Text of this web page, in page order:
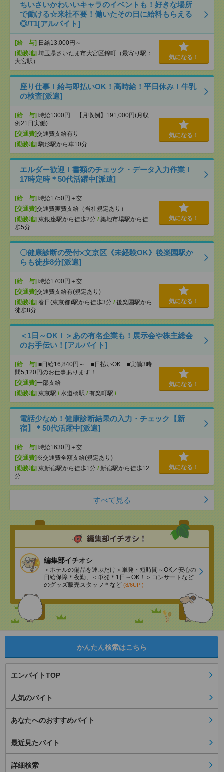
ちいさいかわいいキャラのイベントも！好きな場所
で働ける☆来社不要！働いたその日に給料もらえる
◎/T1[アルバイト]
[給 与] 日給13,000円～
[勤務地] 埼玉県さいたま市大宮区錦町（最寄り駅：
大宮駅）
気になる！
座り仕事！給与即払いOK！高時給！平日休み！牛乳
の検査[派遣]
[給 与] 時給1300円 【月収例】191,000円(月収
例21日実働)
[交通費]交通費支給有り
[勤務地] 駒形駅から車10分
気になる！
エルダー歓迎！書類のチェック・データ入力作業！
17時定時＊50代活躍中[派遣]
[給 与] 時給1750円＋交
[交通費]交通費実費支給（当社規定あり）
[勤務地] 東銀座駅から徒歩2分 / 築地市場駅から徒
歩5分
気になる！
〇健康診断の受付×文京区《未経験OK》後楽園駅か
らも徒歩8分[派遣]
[給 与] 時給1700円＋交
[交通費]交通費支給有(規定あり)
[勤務地] 春日(東京都)駅から徒歩3分 / 後楽園駅から
徒歩8分
気になる！
＜1日～OK！＞あの有名企業も！展示会や株主総会
のお手伝い！[アルバイト]
[給 与] ■日給16,840円～ ■日払いOK ■実働3時
間5,120円のお仕事あります！
[交通費]一部支給
[勤務地] 東京駅 / 水道橋駅 / 有楽町駅 / …
気になる！
電話少なめ！健康診断結果の入力・チェック【新
宿】＊50代活躍中[派遣]
[給 与] 時給1630円＋交
[交通費] ※交通費全額支給(規定あり)
[勤務地] 東新宿駅から徒歩1分 / 新宿駅から徒歩12
分
気になる！
すべて見る
編集部イチオシ
＜ホテルの備品を運ぶだけ＞単発・短時間～OK／安心の
日給保障＊夜勤、＜単発＊1日～OK！＞コンサートなど
のグッズ販売スタッフ＊など (8/6UP!)
かんたん検索はこちら
エンバイトTOP
人気のバイト
あなたへのおすすめバイト
最近見たバイト
詳細検索